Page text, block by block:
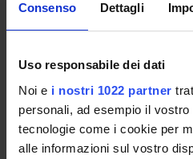
Consenso Dettagli
Uso responsabile dei dati
Noi e i nostri 1022 partner
personali, ad esempio il
tecnologie come i cookie per
alle informazioni sul vostro
Roberta Joppi
Farmacie Territoriali ULSS 20 e
Farmacie Territoriali ULSS 20 e
Giovanni Battista Barbi
ULSS 21
Giorgio Meneghelli